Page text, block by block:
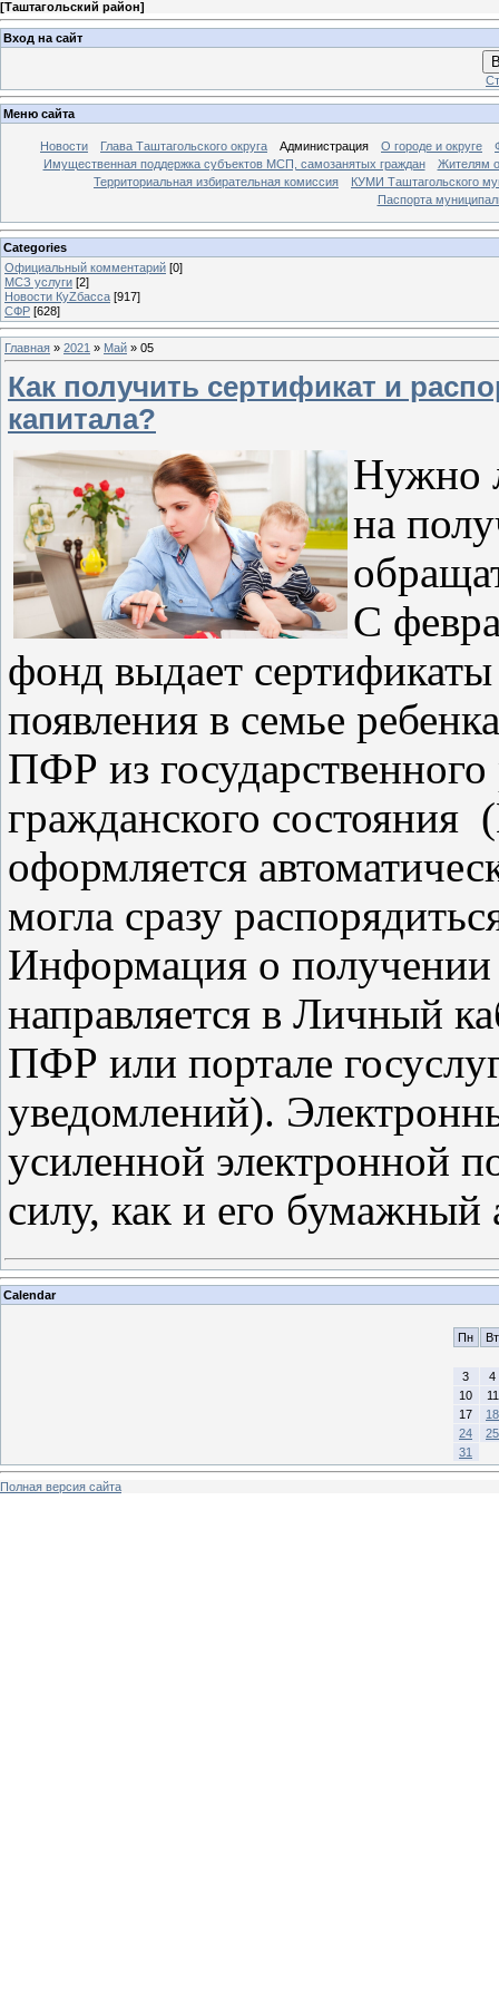
[Таштагольский район]
Вход на сайт
Меню сайта
Новости Глава Таштагольского округа Администрация О городе и округе
Имущественная поддержка субъектов МСП, самозанятых граждан
Жителям
Территориальная избирательная комиссия
КУМИ Таштагольского
Паспорта
Categories
Официальный комментарий [0]
МСЗ услуги [2]
Новости КуZбасса [917]
СФР [628]
Главная » 2021 » Май » 05
Как получить сертификат и
капитала?
Нужно
на
С
фонд выдает
появления в семье
ПФР из государственного
гражданского
оформляется
могла сразу
Информация о получении
направляется в Личный
ПФР или портале
уведомлений).
усиленной электронной
силу, как и его бумажный
Calendar
Пн Вт
3
4
10
11
17
18
24
25
31
Полная версия сайта